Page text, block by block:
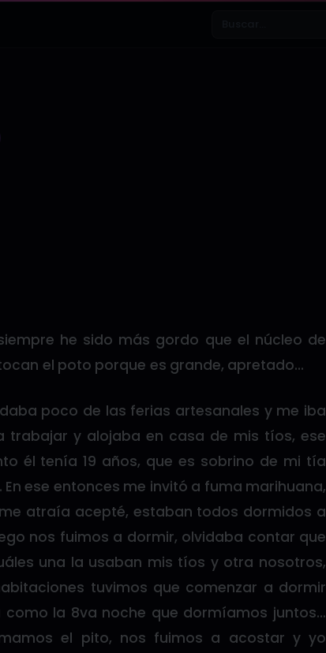
he sido más gordo que el núcleo de
el poto porque es grande, apretado…
poco de las ferias artesanales y me iba
y alojaba en casa de mis tíos, ese
él tenía 19 años, que es sobrino de mi tía
ese entonces me invitó a fuma marihuana,
atraía acepté, estaban todos dormidos a
nos fuimos a dormir, olvidaba contar que
una la usaban mis tíos y otra nosotros,
tuvimos que comenzar a dormir
la 8va noche que dormíamos juntos…
el pito, nos fuimos a acostar y yo